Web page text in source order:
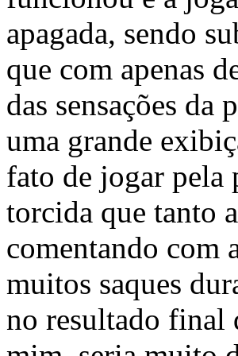
apagada, sendo
que com apenas
das sensações da
uma grande
fato de jogar pela
torcida que tanto
comentando com
muitos saques
no resultado final